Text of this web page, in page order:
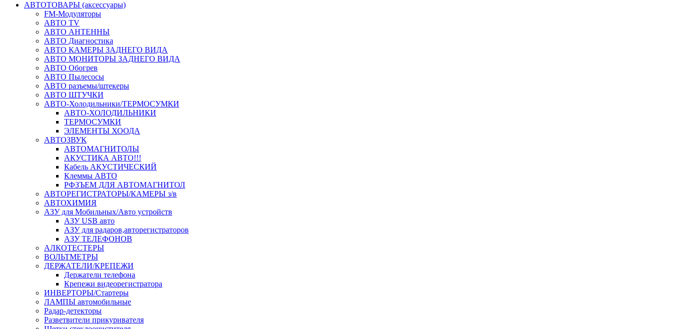
АВТОТОВАРЫ (аксессуары)
FM-Модуляторы
АВТО TV
АВТО АНТЕННЫ
АВТО Диагностика
АВТО КАМЕРЫ ЗАДНЕГО ВИДА
АВТО МОНИТОРЫ ЗАДНЕГО ВИДА
АВТО Обогрев
АВТО Пылесосы
АВТО разъемы/штекеры
АВТО ШТУЧКИ
АВТО-Холодильники/ТЕРМОСУМКИ
АВТО-ХОЛОДИЛЬНИКИ
ТЕРМОСУМКИ
ЭЛЕМЕНТЫ ХООДА
АВТОЗВУК
АВТОМАГНИТОЛЫ
АКУСТИКА АВТО!!!
Кабель АКУСТИЧЕСКИЙ
Клеммы АВТО
РФЗЪЕМ ДЛЯ АВТОМАГНИТОЛ
АВТОРЕГИСТРАТОРЫ/КАМЕРЫ з/в
АВТОХИМИЯ
АЗУ для Мобильных/Авто устройств
АЗУ USB авто
АЗУ для радаров,авторегистраторов
АЗУ ТЕЛЕФОНОВ
АЛКОТЕСТЕРЫ
ВОЛЬТМЕТРЫ
ДЕРЖАТЕЛИ/КРЕПЕЖИ
Держатели телефона
Крепежи видеорегистратора
ИНВЕРТОРЫ/Стартеры
ЛАМПЫ автомобильные
Радар-детекторы
Разветвители прикуривателя